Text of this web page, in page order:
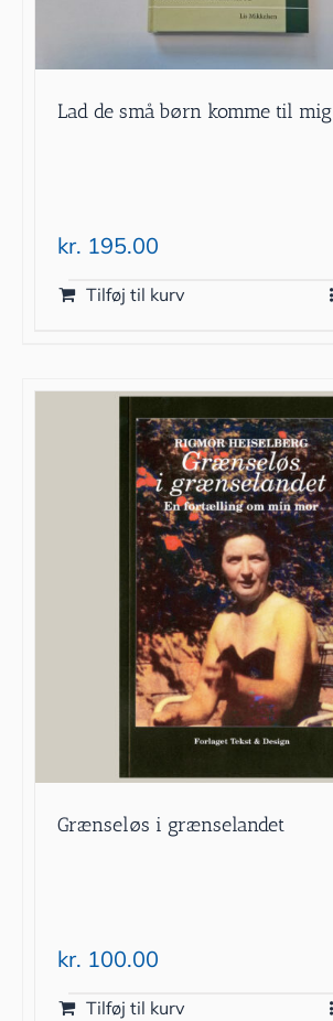
Lad de små børn komme til mig
kr. 195.00
Tilføj til kurv
Grænseløs i grænselandet
kr. 100.00
Tilføj til kurv